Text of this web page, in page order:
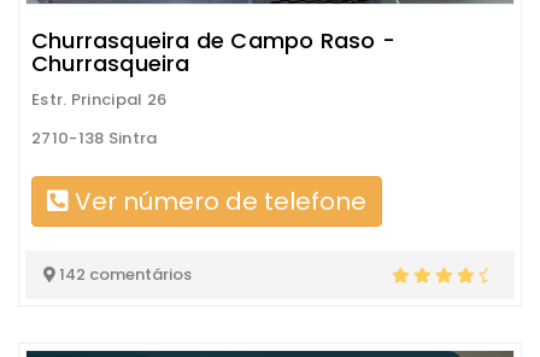
Churrasqueira de Campo Raso -
Churrasqueira
Estr. Principal 26
2710-138 Sintra
Ver número de telefone
142 comentários